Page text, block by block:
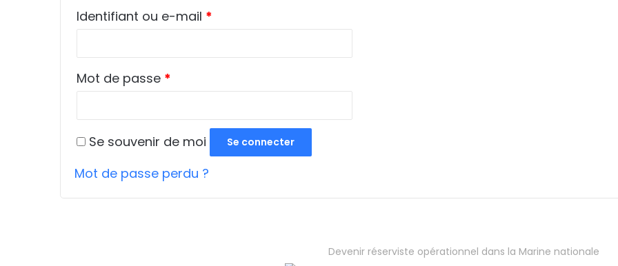
Identifiant ou e-mail *
Mot de passe *
Se souvenir de moi Se connecter
Mot de passe perdu ?
Devenir réserviste opérationnel dans la Marine nationale